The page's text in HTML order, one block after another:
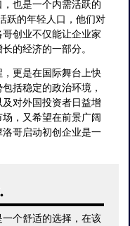
也是一个内需活跃的
跃的年轻人口，他们对
创业不仅能让企业家
的经济的一部分。
更是在国际舞台上快
括稳定的政治环境，
对外国投资者日益增
，又希望在前景广阔
哥启动初创企业是一
个舒适的选择，在该